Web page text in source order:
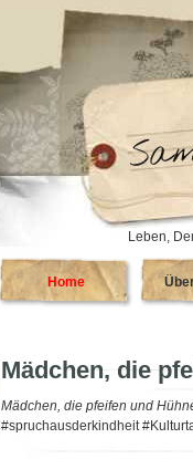
Leben,
Home
Mädchen, die
Mädchen, die pfeifen und
#spruchausderkindheit